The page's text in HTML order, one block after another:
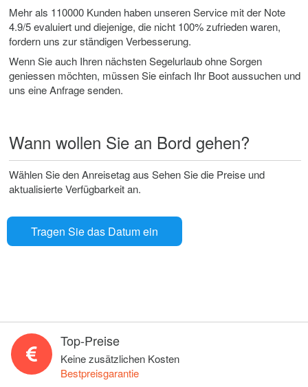
Mehr als 110000 Kunden haben unseren Service mit der Note
4.9/5 evaluiert und diejenige, die nicht 100% zufrieden waren,
fordern uns zur ständigen Verbesserung.
Wenn Sie auch Ihren nächsten Segelurlaub ohne Sorgen
geniessen möchten, müssen Sie einfach Ihr Boot aussuchen und
uns eine Anfrage senden.
Wann wollen Sie an Bord gehen?
Wählen Sie den Anreisetag aus Sehen Sie die Preise und
aktualisierte Verfügbarkeit an.
Tragen Sie das Datum ein
Top-Preise
Keine zusätzlichen Kosten
Bestpreisgarantie